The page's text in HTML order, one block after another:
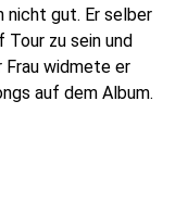
nicht gut. Er selber
zu sein und
Frau widmete er
auf dem Album.